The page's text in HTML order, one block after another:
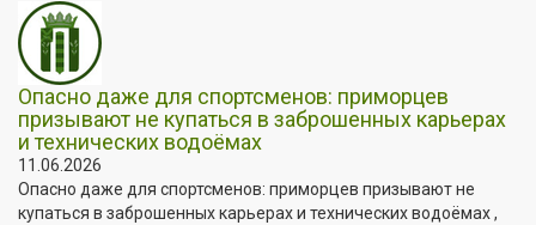
Опасно даже для спортсменов: приморцев
призывают не купаться в заброшенных карьерах
и технических водоёмах
11.06.2026
Опасно даже для спортсменов: приморцев призывают не
купаться в заброшенных карьерах и технических водоёмах ,